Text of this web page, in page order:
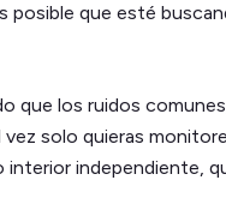
posible que esté
que los ruidos
solo quieras
independiente,